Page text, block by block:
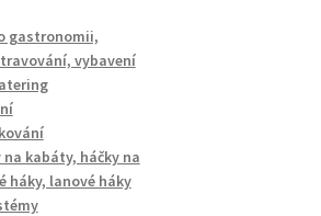
gastronomii,
vybavení
na kabáty, háčky na
háky, lanové háky